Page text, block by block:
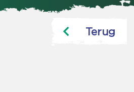
Terug